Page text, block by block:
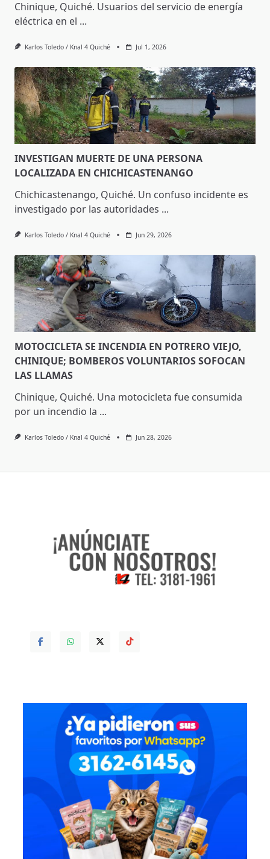
Chinique, Quiché. Usuarios del servicio de energía
eléctrica en el ...
Karlos Toledo / Knal 4 Quiché Jul 1, 2026
INVESTIGAN MUERTE DE UNA PERSONA
LOCALIZADA EN CHICHICASTENANGO
Chichicastenango, Quiché. Un confuso incidente es
investigado por las autoridades ...
Karlos Toledo / Knal 4 Quiché Jun 29, 2026
MOTOCICLETA SE INCENDIA EN POTRERO VIEJO,
CHINIQUE; BOMBEROS VOLUNTARIOS SOFOCAN
LAS LLAMAS
Chinique, Quiché. Una motocicleta fue consumida
por un incendio la ...
Karlos Toledo / Knal 4 Quiché Jun 28, 2026